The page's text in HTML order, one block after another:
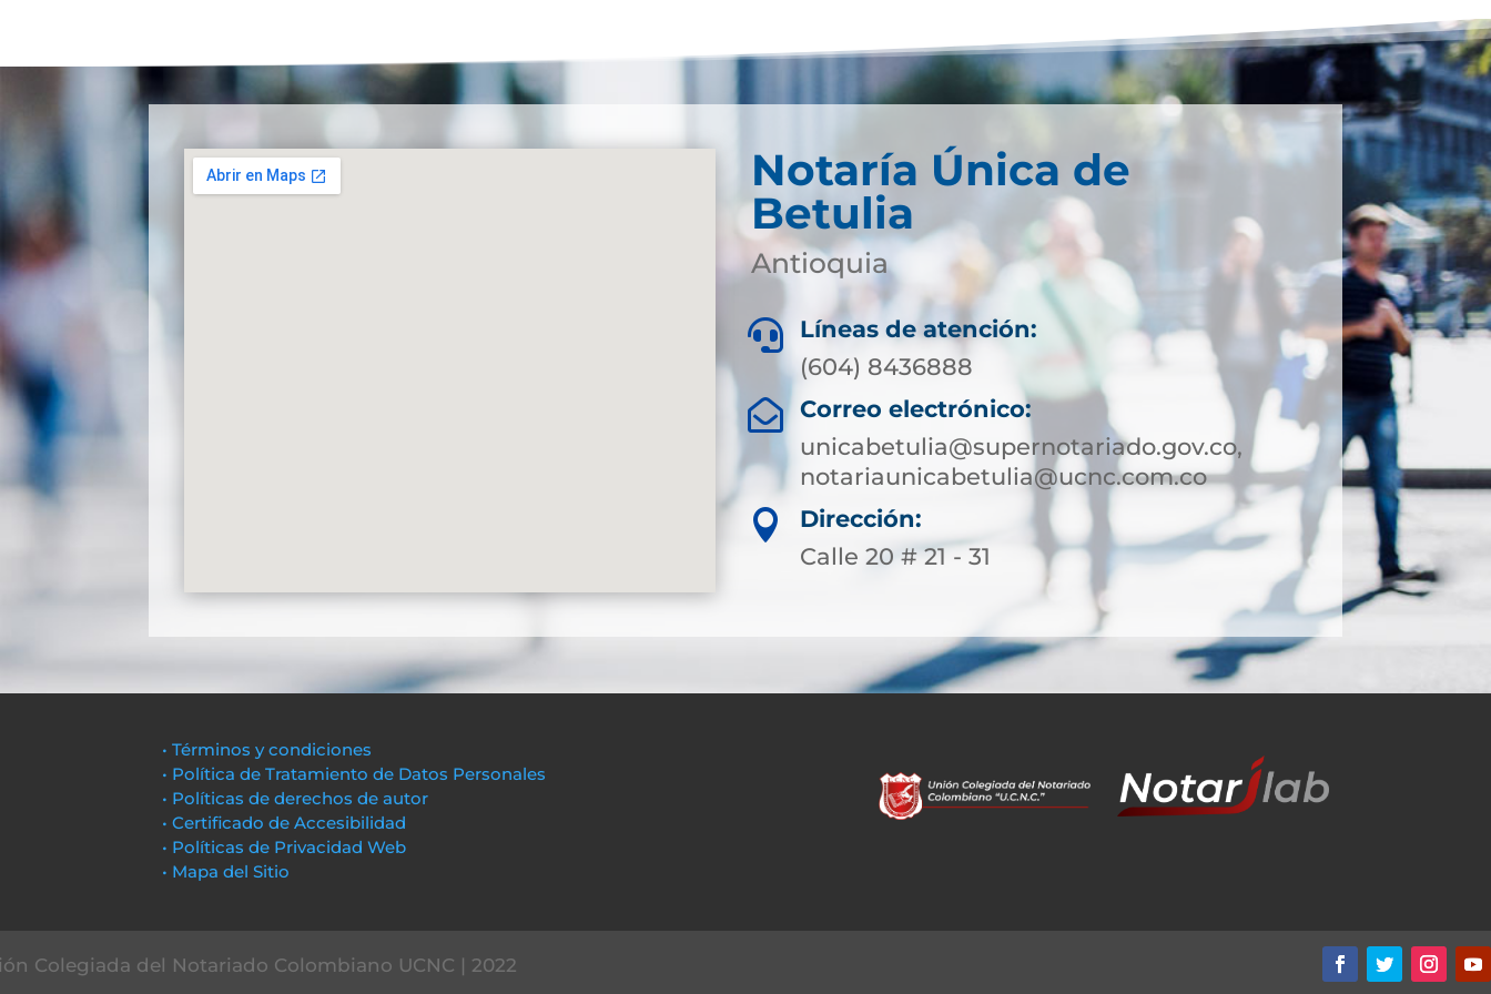
Notaría Única de
Betulia
Antioquia

Líneas de atención:
(604) 8436888

Correo electrónico:
unicabetulia@supernotariado.gov.co,
notariaunicabetulia@ucnc.com.co

Dirección:
Calle 20 # 21 - 31
• Términos y condiciones
• Política de Tratamiento de Datos Personales
• Políticas de derechos de autor
• Certificado de Accesibilidad
• Políticas de Privacidad Web
• Mapa del Sitio
Colegiada del Notariado Colombiano UCNC | 2022